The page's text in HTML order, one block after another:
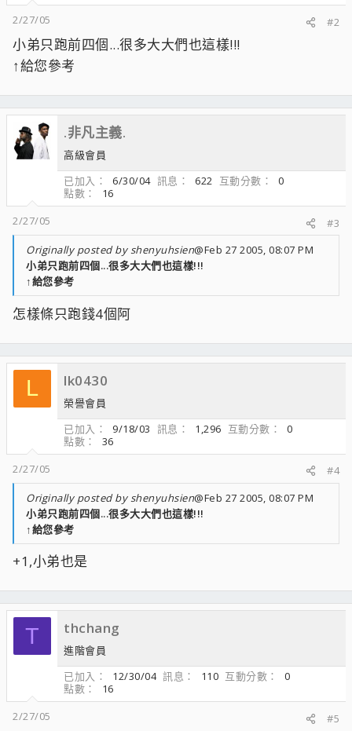
2/27/05
#2
小弟只跑前四個...很多大大們也這樣!!!
↑給您參考
.非凡主義.
高級會員
已加入
6/30/04 訊息 622 互動分數
0
點數
16
2/27/05
#3
Originally posted by shenyuhsien@Feb 27 2005, 08:07 PM
小弟只跑前四個...很多大大們也這樣!!!
↑給您參考
怎樣條只跑錢4個阿
L lk0430
榮譽會員
已加入
9/18/03 訊息 1,296 互動分數
0
點數
36
2/27/05
#4
Originally posted by shenyuhsien@Feb 27 2005, 08:07 PM
小弟只跑前四個...很多大大們也這樣!!!
↑給您參考
+1,小弟也是
T thchang
進階會員
已加入
12/30/04 訊息 110 互動分數
0
點數
16
2/27/05
#5